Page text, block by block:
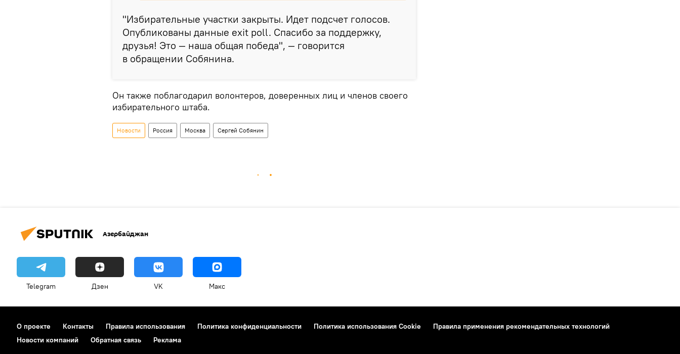
"Избирательные участки закрыты. Идет подсчет голосов.
Опубликованы данные exit poll. Спасибо за поддержку,
друзья! Это — наша общая победа", — говорится
в обращении Собянина.
Он также поблагодарил волонтеров, доверенных лиц и членов своего
избирательного штаба.
Новости Россия Москва Сергей Собянин
Азербайджан
Telegram Дзен VK Макс
О проекте Контакты Правила использования Политика конфиденциальности Политика использования Cookie
Правила применения рекомендательных технологий
Новости компаний
Обратная связь Реклама